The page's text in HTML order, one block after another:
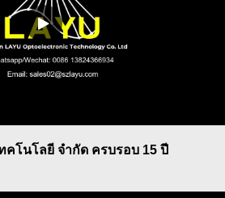
ทคโนโลยี จำกัด ครบรอบ 15 ปี